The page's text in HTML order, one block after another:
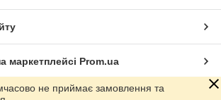
маркетплейсі Prom.ua
не приймає замовлення та